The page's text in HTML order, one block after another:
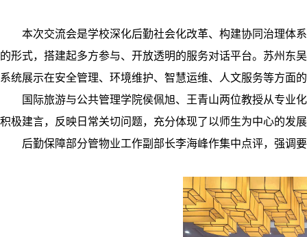
本次交流会是学校深化后勤社会化改革、构建协同治理体
的形式，搭建起多方参与、开放透明的服务对话平台。苏州东
系统展示在安全管理、环境维护、智慧运维、人文服务等方面
国际旅游与公共管理学院侯佩旭、王青山两位教授从专业
积极建言，反映日常关切问题，充分体现了以师生为中心的发
后勤保障部分管物业工作副部长李海峰作集中点评，强调